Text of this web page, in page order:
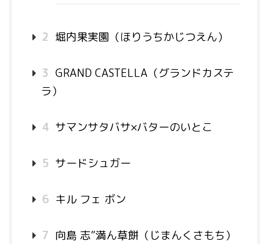
2 堀内果実園（ほりうちかじつえん）
3 GRAND CASTELLA（グランドカステ
ラ）
4 サマンサタバサ×バターのいとこ
5 サードシュガー
6 キル フェ ボン
7 向島 志”満ん草餅（じまんくさもち）